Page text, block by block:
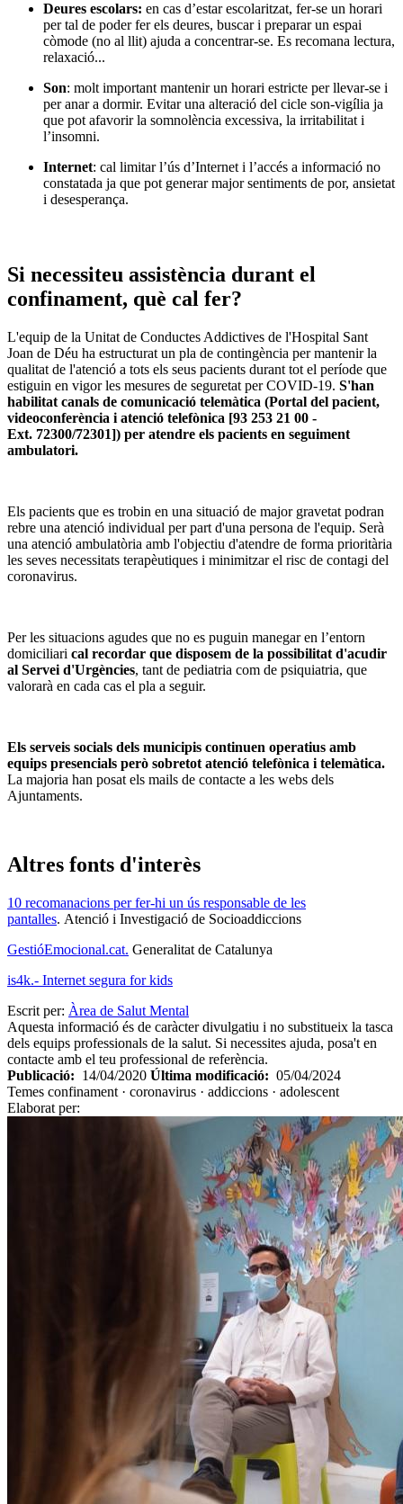
Deures escolars: en cas d’estar escolaritzat, fer-se un horari
per tal de poder fer els deures, buscar i preparar un espai
còmode (no al llit) ajuda a concentrar-se. Es recomana lectura,
relaxació...
Son: molt important mantenir un horari estricte per llevar-se i
per anar a dormir. Evitar una alteració del cicle son-vigília ja
que pot afavorir la somnolència excessiva, la irritabilitat i
l’insomni.
Internet: cal limitar l’ús d’Internet i l’accés a informació no
constatada ja que pot generar major sentiments de por, ansietat
i desesperança.
Si necessiteu assistència durant el
confinament, què cal fer?
L'equip de la Unitat de Conductes Addictives de l'Hospital Sant
Joan de Déu ha estructurat un pla de contingència per mantenir la
qualitat de l'atenció a tots els seus pacients durant tot el període que
estiguin en vigor les mesures de seguretat per COVID-19. S'han
habilitat canals de comunicació telemàtica (Portal del pacient,
videoconferència i atenció telefònica [93 253 21 00 -
Ext. 72300/72301]) per atendre els pacients en seguiment
ambulatori.
Els pacients que es trobin en una situació de major gravetat podran
rebre una atenció individual per part d'una persona de l'equip. Serà
una atenció ambulatòria amb l'objectiu d'atendre de forma prioritària
les seves necessitats terapèutiques i minimitzar el risc de contagi del
coronavirus.
Per les situacions agudes que no es puguin manegar en l’entorn
domiciliari cal recordar que disposem de la possibilitat d'acudir
al Servei d'Urgències, tant de pediatria com de psiquiatria, que
valorarà en cada cas el pla a seguir.
Els serveis socials dels municipis continuen operatius amb
equips presencials però sobretot atenció telefònica i telemàtica.
La majoria han posat els mails de contacte a les webs dels
Ajuntaments.
Altres fonts d'interès
10 recomanacions per fer-hi un ús responsable de les
pantalles. Atenció i Investigació de Socioaddiccions
GestióEmocional.cat. Generalitat de Catalunya
is4k.- Internet segura for kids
Escrit per: Àrea de Salut Mental
Aquesta informació és de caràcter divulgatiu i no substitueix la tasca
dels equips professionals de la salut. Si necessites ajuda, posa't en
contacte amb el teu professional de referència.
Publicació: 14/04/2020 Última modificació: 05/04/2024
Temes confinament · coronavirus · addiccions · adolescent
Elaborat per: